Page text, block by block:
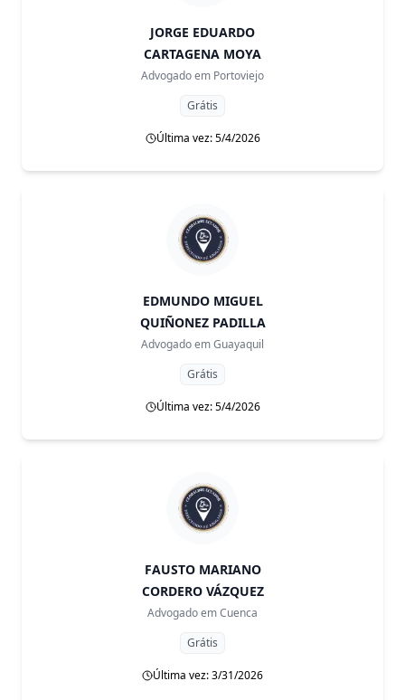
JORGE EDUARDO
CARTAGENA MOYA
Advogado em Portoviejo
Grátis
Última vez: 5/4/2026
EDMUNDO MIGUEL
QUIÑONEZ PADILLA
Advogado emGuayaquil
Grátis
Última vez: 5/4/2026
FAUSTO MARIANO
CORDERO VÁZQUEZ
Advogado emCuenca
Grátis
Última vez: 3/31/2026